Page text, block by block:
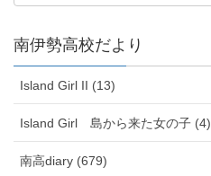
南伊勢高校だより
Island Girl II (13)
Island Girl 島から来た女の子 (4)
南高diary (679)